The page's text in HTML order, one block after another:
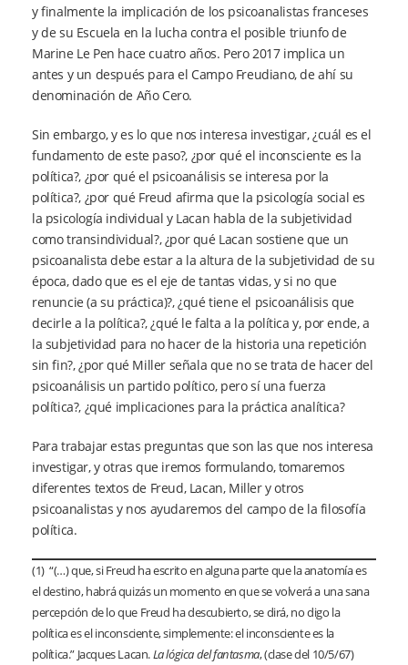
y finalmente la implicación de los psicoanalistas franceses
y de su Escuela en la lucha contra el posible triunfo de
Marine Le Pen hace cuatro años. Pero 2017 implica un
antes y un después para el Campo Freudiano, de ahí su
denominación de Año Cero.
Sin embargo, y es lo que nos interesa investigar, ¿cuál es el
fundamento de este paso?, ¿por qué el inconsciente es la
política?, ¿por qué el psicoanálisis se interesa por la
política?, ¿por qué Freud afirma que la psicología social es
la psicología individual y Lacan habla de la subjetividad
como transindividual?, ¿por qué Lacan sostiene que un
psicoanalista debe estar a la altura de la subjetividad de su
época, dado que es el eje de tantas vidas, y si no que
renuncie (a su práctica)?, ¿qué tiene el psicoanálisis que
decirle a la política?, ¿qué le falta a la política y, por ende, a
la subjetividad para no hacer de la historia una repetición
sin fin?, ¿por qué Miller señala que no se trata de hacer del
psicoanálisis un partido político, pero sí una fuerza
política?, ¿qué implicaciones para la práctica analítica?
Para trabajar estas preguntas que son las que nos interesa
investigar, y otras que iremos formulando, tomaremos
diferentes textos de Freud, Lacan, Miller y otros
psicoanalistas y nos ayudaremos del campo de la filosofía
política.
(1) “(…) que, si Freud ha escrito en alguna parte que la anatomía es
el destino, habrá quizás un momento en que se volverá a una sana
percepción de lo que Freud ha descubierto, se dirá, no digo la
política es el inconsciente, simplemente: el inconsciente es la
política.” Jacques Lacan.La lógica del fantasma, (clase del 10/5/67)